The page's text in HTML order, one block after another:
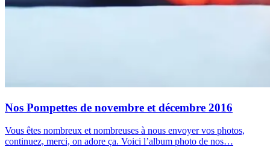
Nos Pompettes de novembre et décembre 2016
Vous êtes nombreux et nombreuses à nous envoyer vos photos,
continuez, merci, on adore ça. Voici l’album photo de nos…